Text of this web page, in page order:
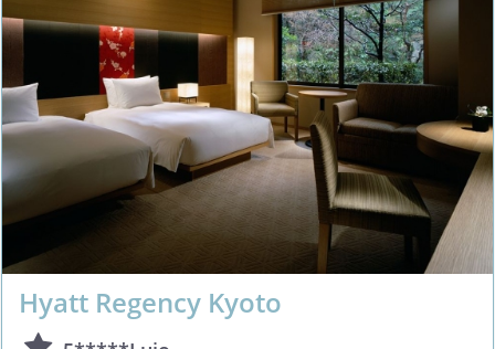
Hyatt Regency Kyoto